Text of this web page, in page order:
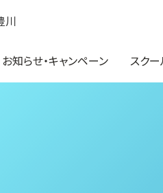
川
お知らせ・キャンペーン スク